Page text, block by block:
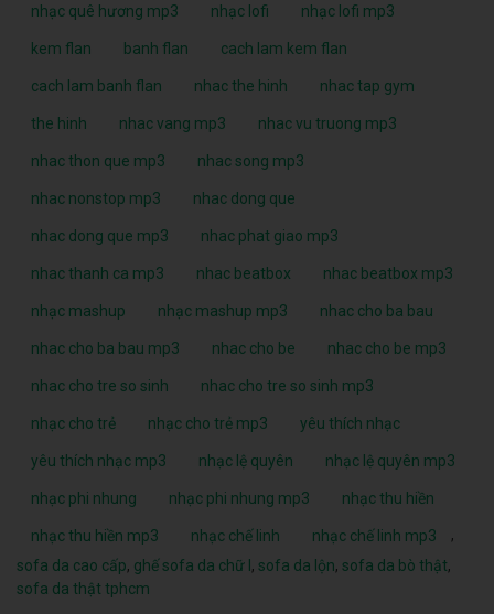
nhạc quê hương mp3 nhạc lofi nhạc lofi mp3
kem flan banh flan cach lam kem flan
cach lam banh flan nhac the hinh nhac tap gym
the hinh nhac vang mp3 nhac vu truong mp3
nhac thon que mp3 nhac song mp3
nhac nonstop mp3 nhac dong que
nhac dong que mp3 nhac phat giao mp3
nhac thanh ca mp3 nhac beatbox nhac beatbox mp3
nhạc mashup nhạc mashup mp3 nhac cho ba bau
nhac cho ba bau mp3 nhac cho be nhac cho be mp3
nhac cho tre so sinh nhac cho tre so sinh mp3
nhạc cho trẻ nhạc cho trẻ mp3 yêu thích nhạc
yêu thích nhạc mp3 nhạc lệ quyên nhạc lệ quyên mp3
nhạc phi nhung nhạc phi nhung mp3 nhạc thu hiền
nhạc thu hiền mp3 nhạc chế linh nhạc chế linh mp3
,
sofa da cao cấp, ghế sofa da chữ l , sofa da lộn, sofa da bò thật,
sofa da thật tphcm